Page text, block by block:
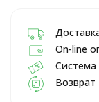
On-line
Система
Возврат